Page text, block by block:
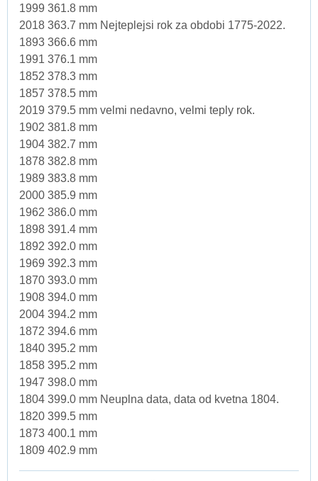
1999 361.8 mm
2018 363.7 mm Nejteplejsi rok za obdobi 1775-2022.
1893 366.6 mm
1991 376.1 mm
1852 378.3 mm
1857 378.5 mm
2019 379.5 mm velmi nedavno, velmi teply rok.
1902 381.8 mm
1904 382.7 mm
1878 382.8 mm
1989 383.8 mm
2000 385.9 mm
1962 386.0 mm
1898 391.4 mm
1892 392.0 mm
1969 392.3 mm
1870 393.0 mm
1908 394.0 mm
2004 394.2 mm
1872 394.6 mm
1840 395.2 mm
1858 395.2 mm
1947 398.0 mm
1804 399.0 mm Neuplna data, data od kvetna 1804.
1820 399.5 mm
1873 400.1 mm
1809 402.9 mm